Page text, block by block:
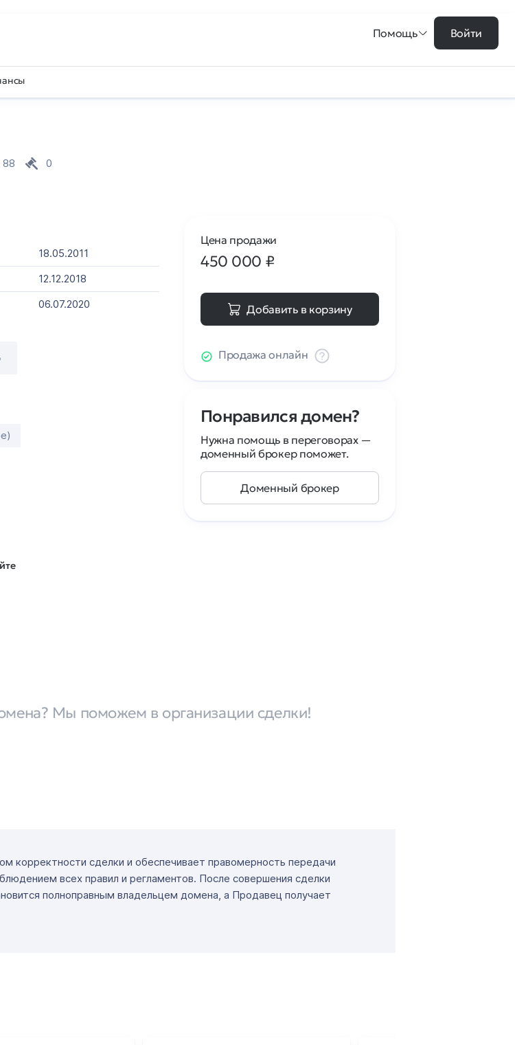
Помощь Войти
88 0
18.05.2011
12.12.2018
06.07.2020
Цена продажи
450 000 ₽
Добавить в корзину
Продажа онлайн
Понравился домен?
Нужна помощь в переговорах —
доменный брокер поможет.
Доменный брокер
Мы поможем в организации сделки!
корректности сделки и обеспечивает правомерность передачи
всех правил и регламентов. После совершения сделки
полноправным владельцем домена, а Продавец получает